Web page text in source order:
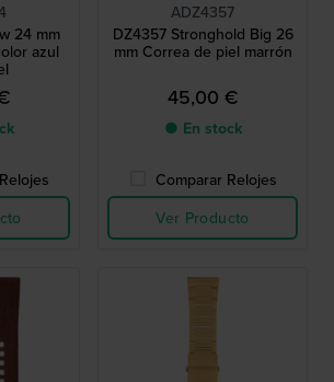
24 mm
azul
ADZ4357
DZ4357 Stronghold Big 26
mm Correa de piel marrón
45,00 €
● En stock
Comparar Relojes
Ver Producto